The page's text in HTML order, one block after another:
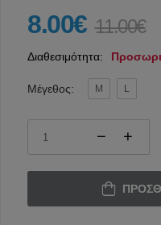
8.00€ 11.00€
Διαθεσιμότητα:
Μέγεθος: M L